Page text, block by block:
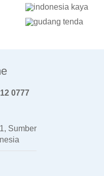
0777
Sumber